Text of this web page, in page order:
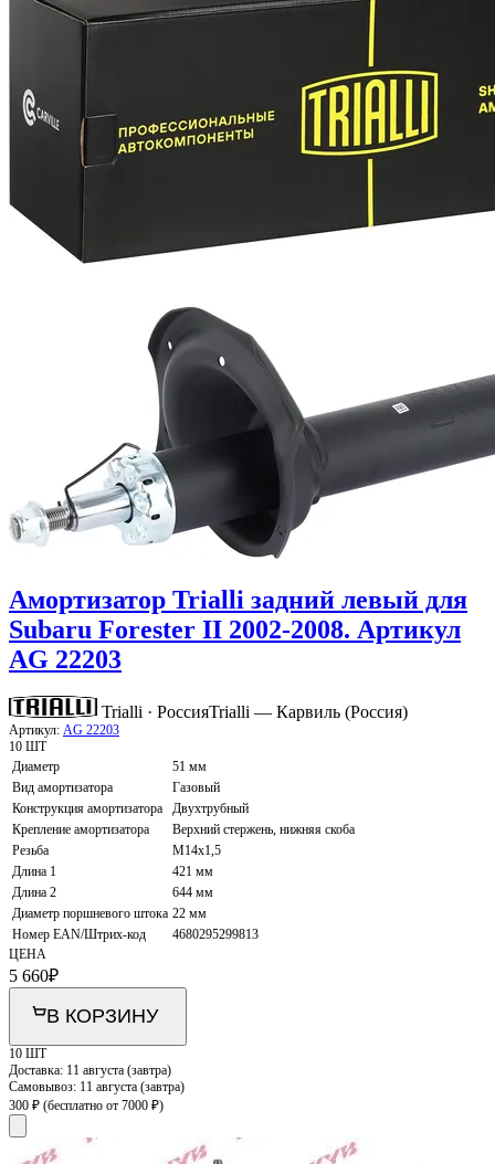
Амортизатор Trialli задний левый для
Subaru Forester II 2002-2008. Артикул
AG 22203
Trialli · РоссияTrialli — Карвиль (Россия)
Артикул: AG 22203
10 ШТ
Диаметр
51 мм
Вид амортизатора
Газовый
Конструкция амортизатора
Двухтрубный
Крепление амортизатора
Верхний стержень, нижняя скоба
Резьба
M14x1,5
Длина 1
421 мм
Длина 2
644 мм
Диаметр поршневого штока 22 мм
Номер EAN/Штрих-код
4680295299813
ЦЕНА
5 660₽
В КОРЗИНУ
10 ШТ
Доставка: 11 августа (завтра)
Самовывоз: 11 августа (завтра)
300 ₽ (бесплатно от 7000 ₽)